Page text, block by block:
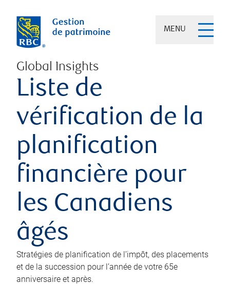
MENU
Global Insights
Liste de
vérification de la
planification
financière pour
les Canadiens
âgés
Stratégies de planification de l’impôt, des placements
et de la succession pour l’année de votre 65e
anniversaire et après.